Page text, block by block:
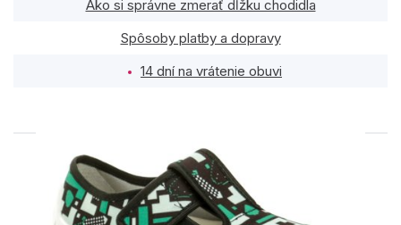
Ako si správne zmerať dĺžku chodidla
Spôsoby platby a dopravy
14 dní na vrátenie obuvi
PODOBNÉ PRODUKTY